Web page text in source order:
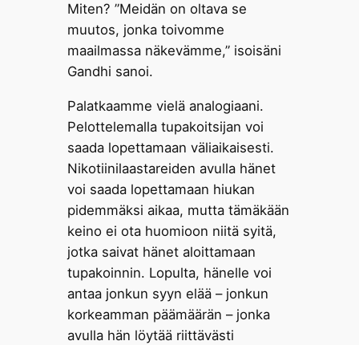
Miten? ”Meidän on oltava se
muutos, jonka toivomme
maailmassa näkevämme,” isoisäni
Gandhi sanoi.
Palatkaamme vielä analogiaani.
Pelottelemalla tupakoitsijan voi
saada lopettamaan väliaikaisesti.
Nikotiinilaastareiden avulla hänet
voi saada lopettamaan hiukan
pidemmäksi aikaa, mutta tämäkään
keino ei ota huomioon niitä syitä,
jotka saivat hänet aloittamaan
tupakoinnin. Lopulta, hänelle voi
antaa jonkun syyn elää – jonkun
korkeamman päämäärän – jonka
avulla hän löytää riittävästi